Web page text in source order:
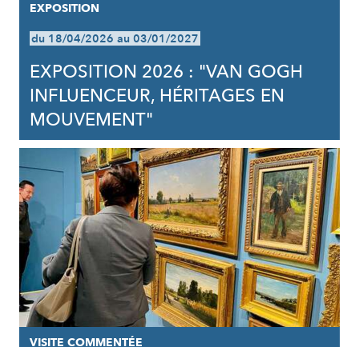
EXPOSITION
du 18/04/2026 au 03/01/2027
EXPOSITION 2026 : "VAN GOGH
INFLUENCEUR, HÉRITAGES EN
MOUVEMENT"
VISITE COMMENTÉE